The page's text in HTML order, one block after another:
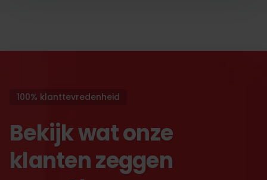
100% klanttevredenheid
Bekijk wat onze
klanten zeggen